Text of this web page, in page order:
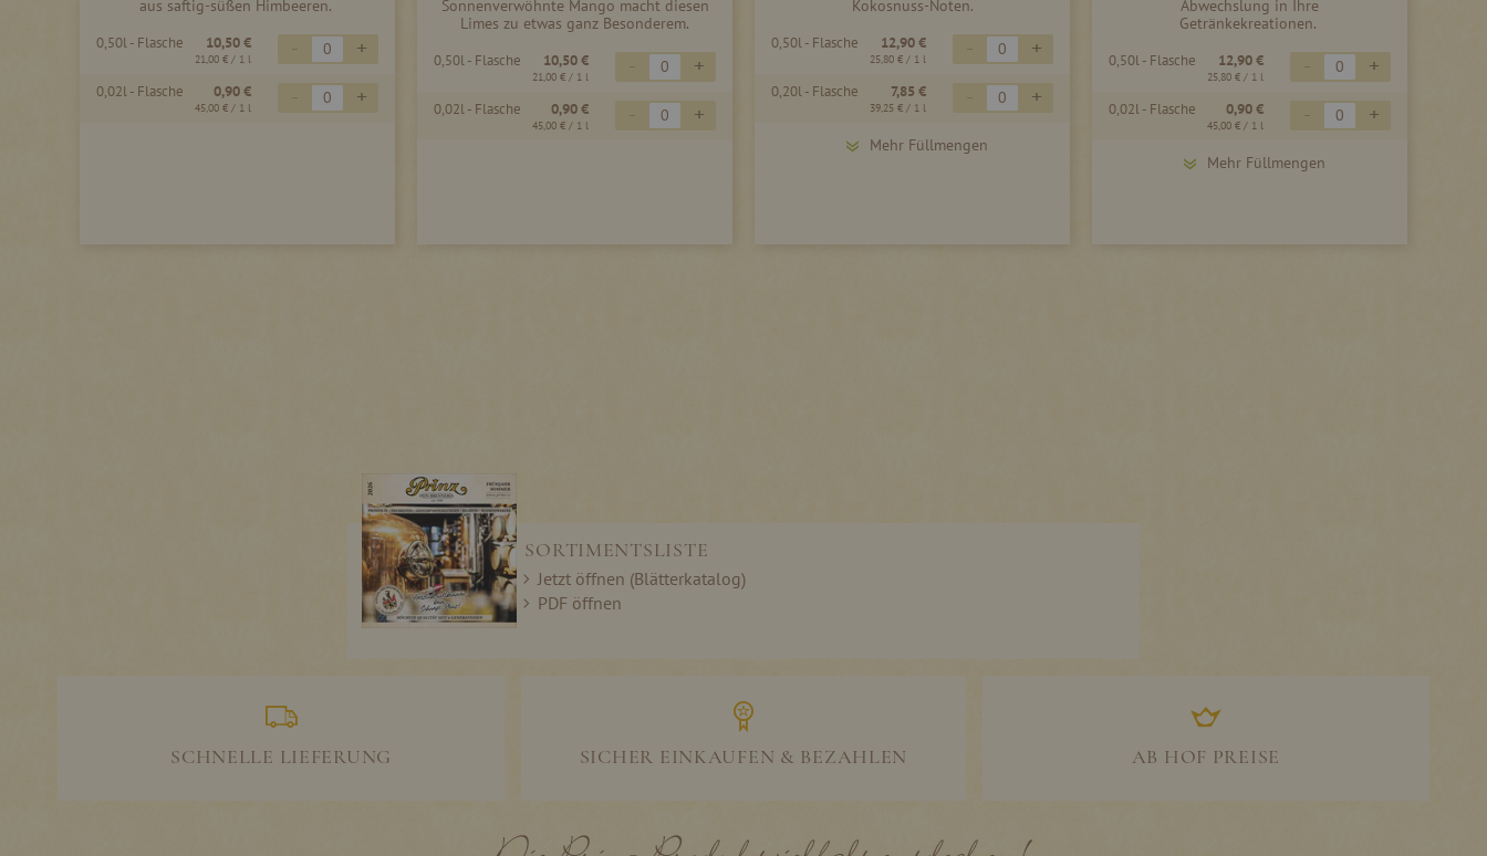
aus saftig-süßen Himbeeren.
0,50l - Flasche 10,50 €
21,00 € / 1 l - +
0,02l - Flasche 0,90 €
45,00 € / 1 l - +
Sonnenverwöhnte Mango macht diesen
Limes zu etwas ganz Besonderem.
0,50l - Flasche 10,50 €
21,00 € / 1 l - +
0,02l - Flasche 0,90 €
45,00 € / 1 l - +
Kokosnuss-Noten.
0,50l - Flasche 12,90 €
25,80 € / 1 l - +
0,20l - Flasche 7,85 €
39,25 € / 1 l - +
Mehr Füllmengen
Abwechslung in Ihre
Getränkekreationen.
0,50l - Flasche 12,90 €
25,80 € / 1 l - +
0,02l - Flasche 0,90 €
45,00 € / 1 l - +
Mehr Füllmengen
SORTIMENTSLISTE
Jetzt öffnen (Blätterkatalog)
PDF öffnen
SCHNELLE LIEFERUNG SICHER EINKAUFEN & BEZAHLEN AB HOF PREISE